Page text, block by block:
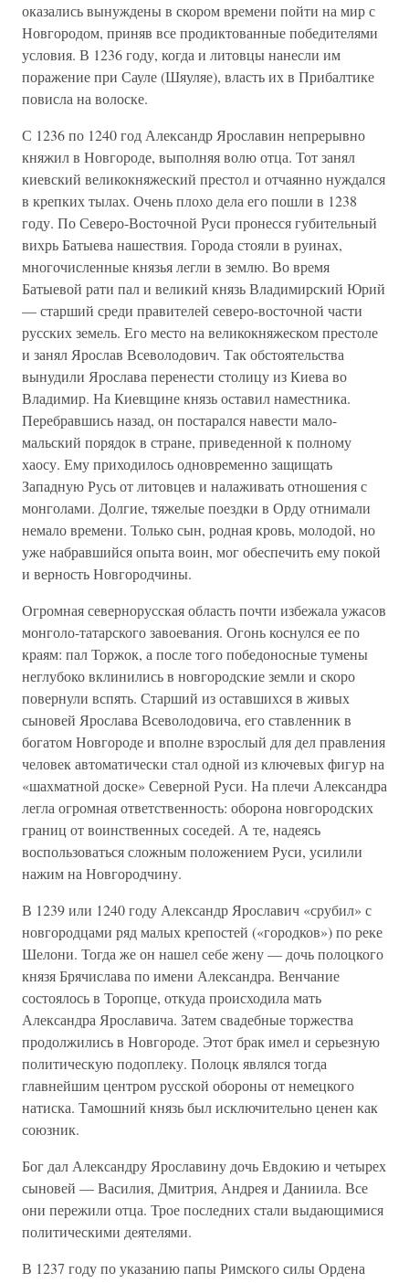
оказались вынуждены в скором времени пойти на мир с
Новгородом, приняв все продиктованные победителями
условия. В 1236 году, когда и литовцы нанесли им
поражение при Сауле (Шяуляе), власть их в Прибалтике
повисла на волоске.
С 1236 по 1240 год Александр Ярославин непрерывно
княжил в Новгороде, выполняя волю отца. Тот занял
киевский великокняжеский престол и отчаянно нуждался
в крепких тылах. Очень плохо дела его пошли в 1238
году. По Северо-Восточной Руси пронесся губительный
вихрь Батыева нашествия. Города стояли в руинах,
многочисленные князья легли в землю. Во время
Батыевой рати пал и великий князь Владимирский Юрий
— старший среди правителей северо-восточной части
русских земель. Его место на великокняжеском престоле
и занял Ярослав Всеволодович. Так обстоятельства
вынудили Ярослава перенести столицу из Киева во
Владимир. На Киевщине князь оставил наместника.
Перебравшись назад, он постарался навести мало-
мальский порядок в стране, приведенной к полному
хаосу. Ему приходилось одновременно защищать
Западную Русь от литовцев и налаживать отношения с
монголами. Долгие, тяжелые поездки в Орду отнимали
немало времени. Только сын, родная кровь, молодой, но
уже набравшийся опыта воин, мог обеспечить ему покой
и верность Новгородчины.
Огромная севернорусская область почти избежала ужасов
монголо-татарского завоевания. Огонь коснулся ее по
краям: пал Торжок, а после того победоносные тумены
неглубоко вклинились в новгородские земли и скоро
повернули вспять. Старший из оставшихся в живых
сыновей Ярослава Всеволодовича, его ставленник в
богатом Новгороде и вполне взрослый для дел правления
человек автоматически стал одной из ключевых фигур на
«шахматной доске» Северной Руси. На плечи Александра
легла огромная ответственность: оборона новгородских
границ от воинственных соседей. А те, надеясь
воспользоваться сложным положением Руси, усилили
нажим на Новгородчину.
В 1239 или 1240 году Александр Ярославич «срубил» с
новгородцами ряд малых крепостей («городков») по реке
Шелони. Тогда же он нашел себе жену — дочь полоцкого
князя Брячислава по имени Александра. Венчание
состоялось в Торопце, откуда происходила мать
Александра Ярославича. Затем свадебные торжества
продолжились в Новгороде. Этот брак имел и серьезную
политическую подоплеку. Полоцк являлся тогда
главнейшим центром русской обороны от немецкого
натиска. Тамошний князь был исключительно ценен как
союзник.
Бог дал Александру Ярославину дочь Евдокию и четырех
сыновей — Василия, Дмитрия, Андрея и Даниила. Все
они пережили отца. Трое последних стали выдающимися
политическими деятелями.
В 1237 году по указанию папы Римского силы Ордена